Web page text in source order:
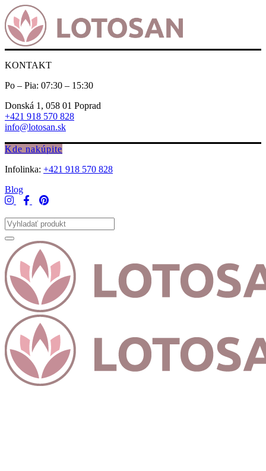
KONTAKT
Po – Pia: 07:30 – 15:30
Donská 1, 058 01 Poprad
+421 918 570 828
info@lotosan.sk
Kde nakúpite
Infolinka: +421 918 570 828
Blog